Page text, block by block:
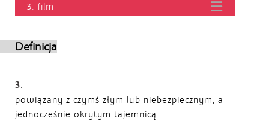
3. film
Definicja
3.
powiązany z czymś złym lub niebezpiecznym, a
jednocześnie okrytym tajemnicą